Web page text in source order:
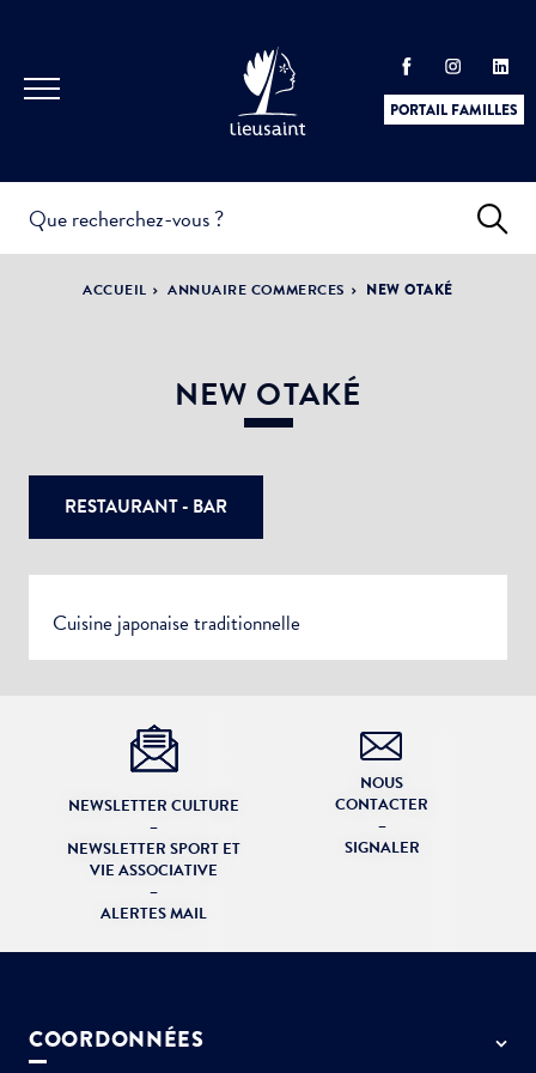
PORTAIL FAMILLES
PRATIQUES &
DÉMARCHES
ACTUALITÉS &
ÉVÈNEMENTS
DÉMOCRATIE
ACCUEIL ANNUAIRE COMMERCES NEW OTAKÉ
NEW OTAKÉ
RESTAURANT - BAR
Cuisine japonaise traditionnelle
NEWSLETTER CULTURE
–
NEWSLETTER SPORT ET
VIE ASSOCIATIVE
–
ALERTES MAIL
NOUS
CONTACTER
–
SIGNALER
COORDONNÉES
Choisissez votre abonnement :
Alertes Mail
Newsletter Culture
Newsletter Sport et Vie associative
Votre adresse e-mail
Veuillez décrire la modification à apporter